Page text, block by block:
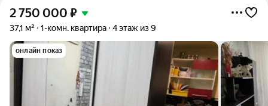
2 750 000 ₽
37,1 м² 1-комн. квартира 4 этаж из 9
онлайн показ